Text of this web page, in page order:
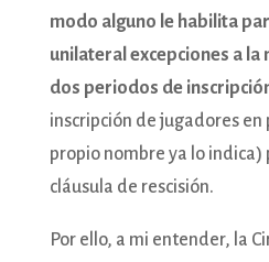
modo alguno le habilita
unilateral excepciones a la
dos periodos de
inscripción de jugadores en
propio nombre ya lo indica)
cláusula de rescisión.
Por ello, a mi entender, la